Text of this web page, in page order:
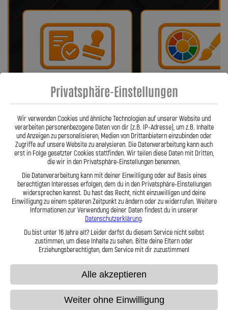
Bei uns erhalten Sie eine ABE oder
ein Teilegutachten (falls
Wir bieten eine Auswahl
verschiedenen Farben!
Fragen? Unser Team ist täglich per
Telefon oder Mail für Sie da.
und 360° verdrehbarer
Präzision in Zahlen: Unsere technischen
Highlights
Privatsphäre-Einstellungen
Wir verwenden Cookies und ähnliche Technologien auf unserer Website und
verarbeiten personenbezogene Daten von dir (z.B. IP-Adresse), um z.B. Inhalte
und Anzeigen zu personalisieren, Medien von Drittanbietern einzubinden oder
Zugriffe auf unsere Website zu analysieren. Die Datenverarbeitung kann auch
erst in Folge gesetzter Cookies stattfinden. Wir teilen diese Daten mit Dritten,
die wir in den Privatsphäre-Einstellungen benennen.
Die Datenverarbeitung kann mit deiner Einwilligung oder auf Basis eines
berechtigten Interesses erfolgen, dem du in den Privatsphäre-Einstellungen
widersprechen kannst. Du hast das Recht, nicht einzuwilligen und deine
Einwilligung zu einem späteren Zeitpunkt zu ändern oder zu widerrufen. Weitere
Informationen zur Verwendung deiner Daten findest du in unserer
Datenschutzerklärung.
Du bist unter 16 Jahre alt? Leider darfst du diesem Service nicht selbst
zustimmen, um diese Inhalte zu sehen. Bitte deine Eltern oder
Erziehungsberechtigten, dem Service mit dir zuzustimmen!
Alle akzeptieren
Weiter ohne Einwilligung